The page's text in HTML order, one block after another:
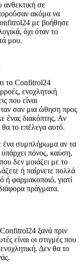
σε
ακόμα να
με βοήθησε
όχι όταν το
μου.
το Confitrol24
ενοχλητική
που είναι
σαν μια ώθηση προς
ένας διακόπτης. Αν
το επέλεγα αυτό.
ένα συμπλήρωμα αν τα
πόνος, καύση,
δεν μοιάζει με το
ή παίρνετε πολλά
ή φαρμακοποιό, γιατί
πράγματα.
ξανά πριν
είναι οι στιγμές που
Δεν θα το